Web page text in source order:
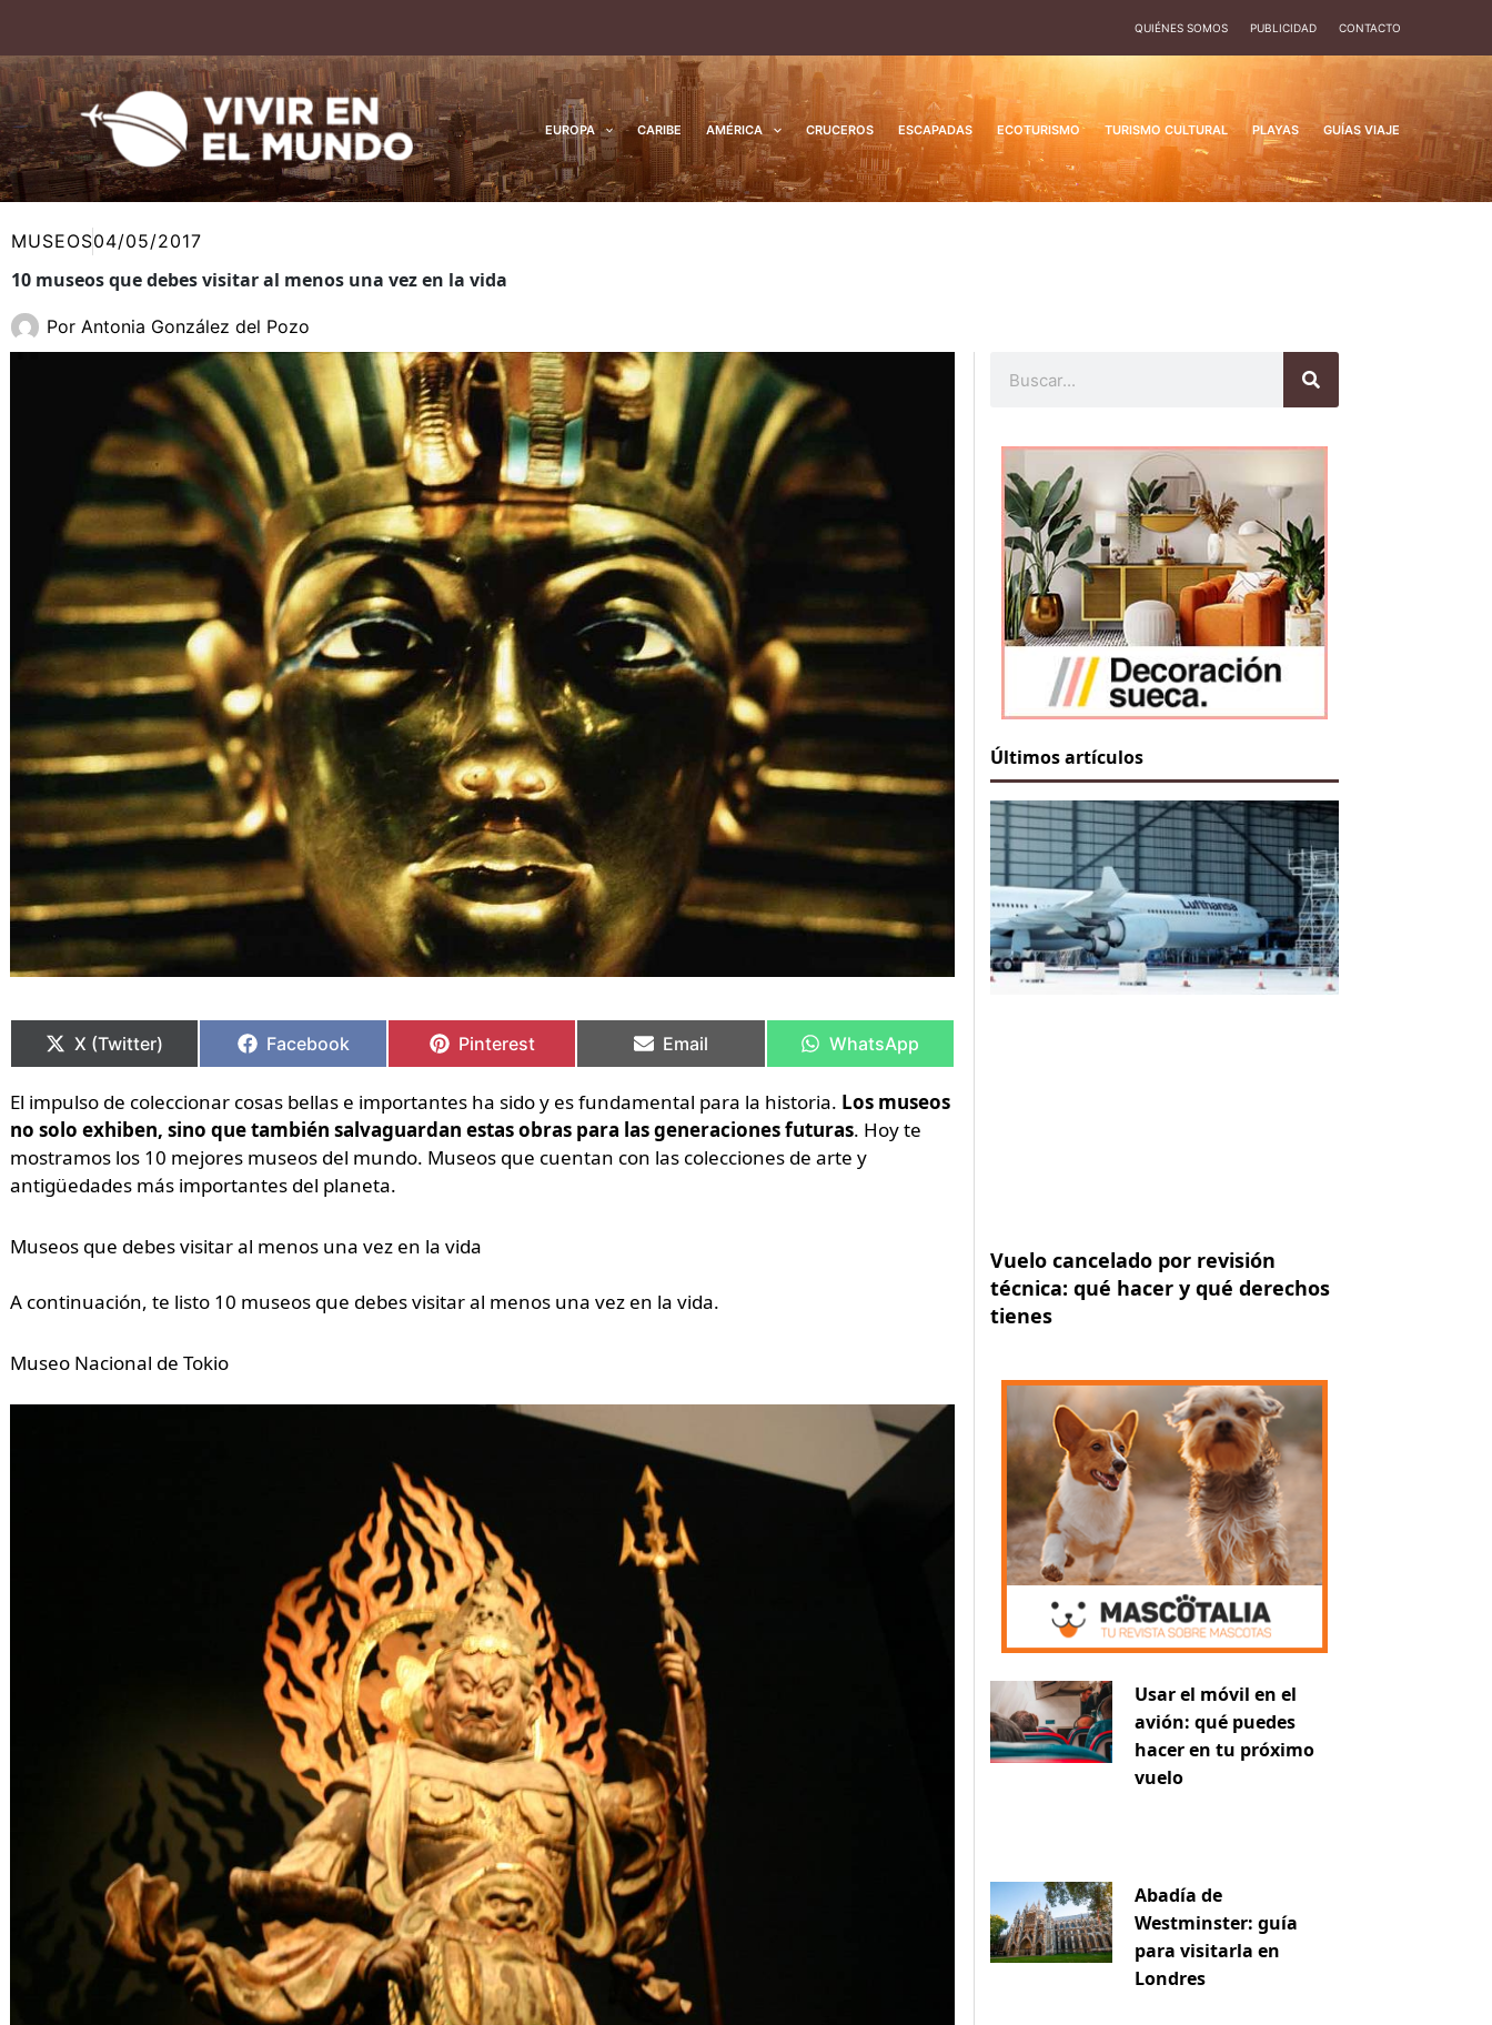
contenido
QUIÉNES SOMOS PUBLICIDAD CONTACTO
EUROPA CARIBE AMÉRICA CRUCEROS ESCAPADAS ECOTURISMO TURISMO CULTURAL PLAYAS GUÍAS VIAJE
MUSEOS04/05/2017
10 museos que debes visitar al menos una vez en la vida
Por Antonia González del Pozo
en
X (Twitter)
en
Facebook
en
Pinterest
en
Email
en
WhatsApp
El impulso de coleccionar cosas bellas e importantes ha sido y es fundamental para la historia. Los museos
no solo exhiben, sino que también salvaguardan estas obras para las generaciones futuras. Hoy te
mostramos los 10 mejores museos del mundo. Museos que cuentan con las colecciones de arte y
antigüedades más importantes del planeta.
Museos que debes visitar al menos una vez en la vida
A continuación, te listo 10 museos que debes visitar al menos una vez en la vida.
Museo Nacional de Tokio
en
en
en
en
en
Últimos artículos
Vuelo cancelado por revisión
técnica: qué hacer y qué derechos
tienes
Usar el móvil en el
avión: qué puedes
hacer en tu próximo
vuelo
Abadía de
Westminster: guía
para visitarla en
Londres